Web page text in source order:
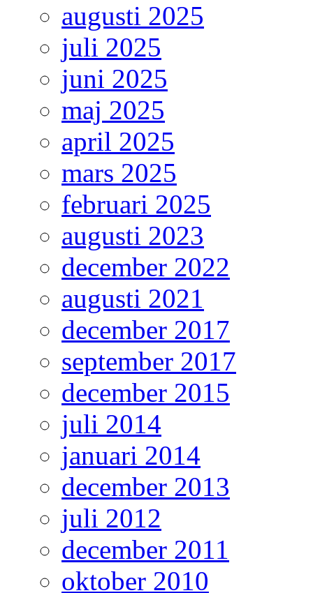
augusti 2025
juli 2025
juni 2025
maj 2025
april 2025
mars 2025
februari 2025
augusti 2023
december 2022
augusti 2021
december 2017
september 2017
december 2015
juli 2014
januari 2014
december 2013
juli 2012
december 2011
oktober 2010